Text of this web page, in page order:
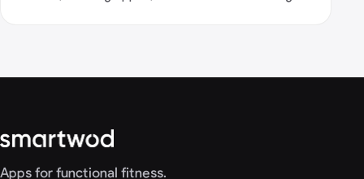
Apps for functional fitness.